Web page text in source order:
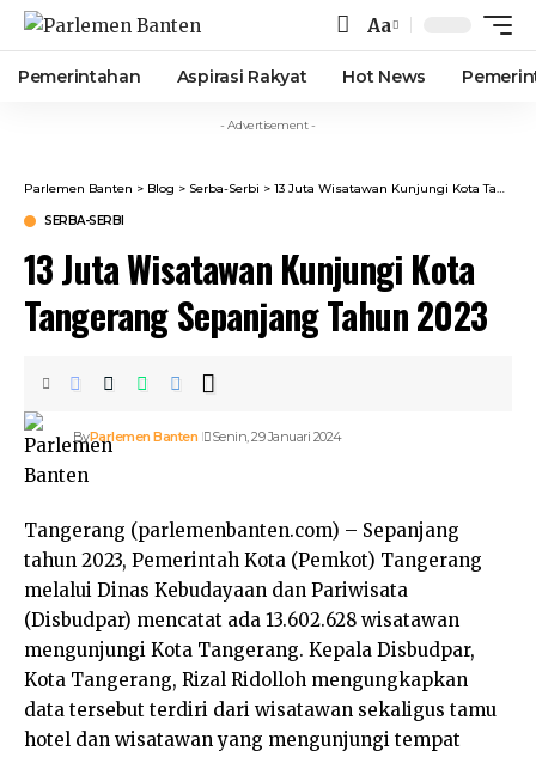
Font
Resizer
Aa
Pemerintahan Aspirasi Rakyat Hot News
- Advertisement -
Parlemen Banten > Blog > Serba-Serbi > 13 Juta Wisatawan Kunjungi Kota Tangerang Sepanjang Tahun 2023
SERBA-SERBI
13 Juta Wisatawan Kunjungi Kota
Tangerang Sepanjang Tahun 2023
ByParlemen Banten Senin, 29 Januari 2024
Tangerang (parlemenbanten.com) – Sepanjang
tahun 2023, Pemerintah Kota (Pemkot) Tangerang
melalui Dinas Kebudayaan dan Pariwisata
(Disbudpar) mencatat ada 13.602.628 wisatawan
mengunjungi Kota Tangerang. Kepala Disbudpar,
Kota Tangerang, Rizal Ridolloh mengungkapkan
data tersebut terdiri dari wisatawan sekaligus tamu
hotel dan wisatawan yang mengunjungi tempat